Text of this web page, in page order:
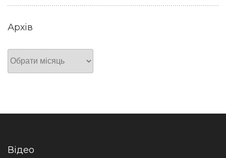
Архів
Архів
Відео